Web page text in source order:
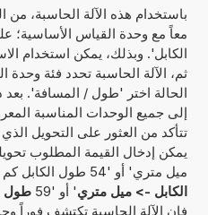
باستخدام هذه الآلة الحاسبة، من
الكابل'. وبذلك، يمكن استخدام
ثم، الآلة الحاسبة تحدد فئة
الحالة اختر 'طول / المسافة'. بعد
إلى جميع الوحدات المناسبة
تتأكد من العثور على التحويل
ميل متري' أو '54 طول الكابل كم يساوي ميل متري' أو '94
الكابل -> ميل متري' أو '59 طول
فإن الآلة الحاسبة تكتشف فوراً